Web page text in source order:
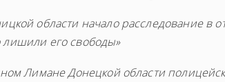
области начало расследование в
лишили его свободы»
Лимане Донецкой области